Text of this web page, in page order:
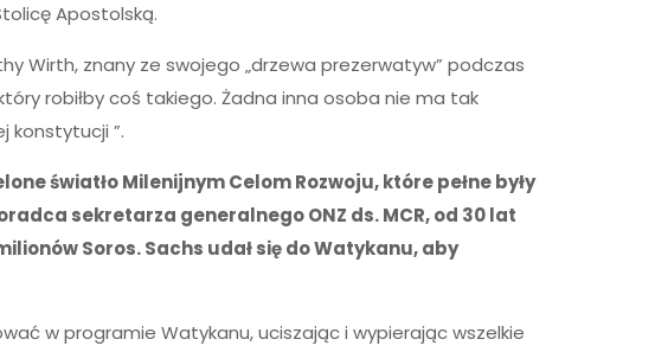
Apostolską.
Wirth, znany ze swojego „drzewa prezerwatyw” podczas
robiłby coś takiego. Żadna inna osoba nie ma tak
konstytucji ”.
światło Milenijnym Celom Rozwoju, które pełne były
sekretarza generalnego ONZ ds. MCR, od 30 lat
Soros. Sachs udał się do Watykanu, aby
w programie Watykanu, uciszając i wypierając wszelkie